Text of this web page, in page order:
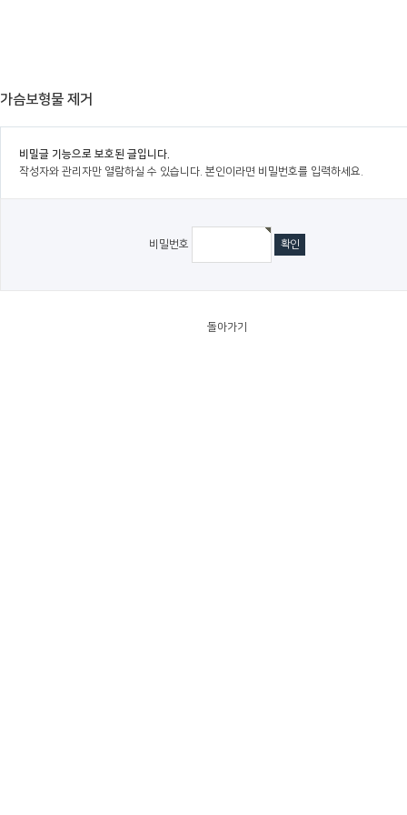
가슴보형물 제거
비밀글 기능으로 보호된 글입니다.
작성자와 관리자만 열람하실 수 있습니다. 본인이라면 비밀번호를 입력하세요.
비밀번호
돌아가기